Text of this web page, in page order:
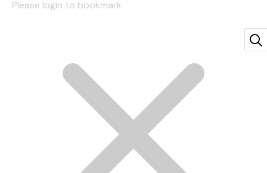
Please login to bookmark